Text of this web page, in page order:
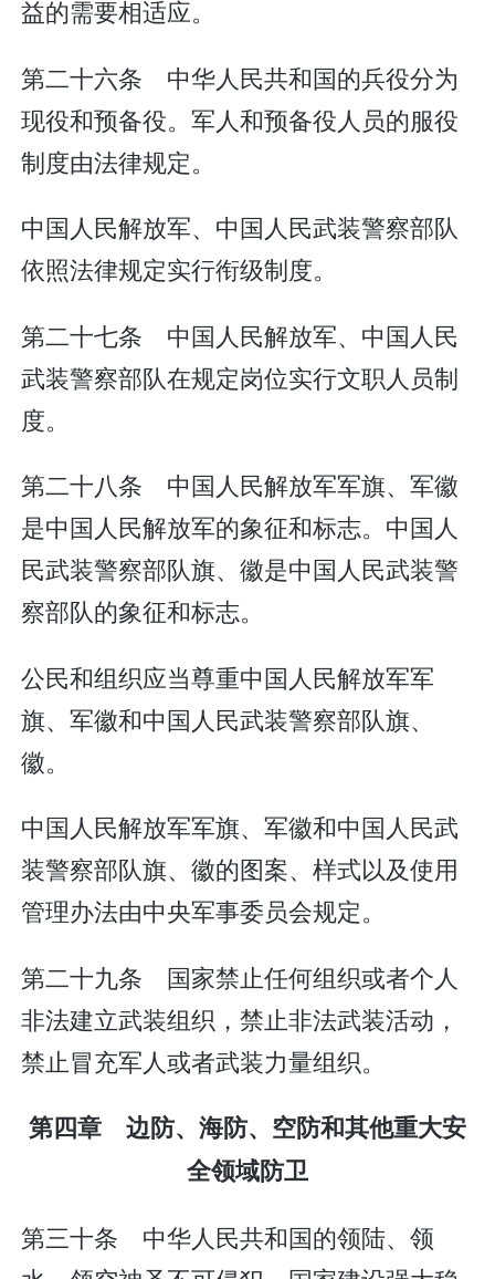
益的需要相适应。
第二十六条 中华人民共和国的兵役分为
现役和预备役。军人和预备役人员的服役
制度由法律规定。
中国人民解放军、中国人民武装警察部队
依照法律规定实行衔级制度。
第二十七条 中国人民解放军、中国人民
武装警察部队在规定岗位实行文职人员制
度。
第二十八条 中国人民解放军军旗、军徽
是中国人民解放军的象征和标志。中国人
民武装警察部队旗、徽是中国人民武装警
察部队的象征和标志。
公民和组织应当尊重中国人民解放军军
旗、军徽和中国人民武装警察部队旗、
徽。
中国人民解放军军旗、军徽和中国人民武
装警察部队旗、徽的图案、样式以及使用
管理办法由中央军事委员会规定。
第二十九条 国家禁止任何组织或者个人
非法建立武装组织，禁止非法武装活动，
禁止冒充军人或者武装力量组织。
第四章 边防、海防、空防和其他重大安
全领域防卫
第三十条 中华人民共和国的领陆、领